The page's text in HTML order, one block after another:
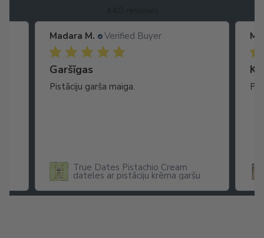
Madara M. Verified Buyer
Garšīgas
Pistāciju garša maiga.
True Dates Pistachio Cream
dateles ar pistāciju krēma garšu